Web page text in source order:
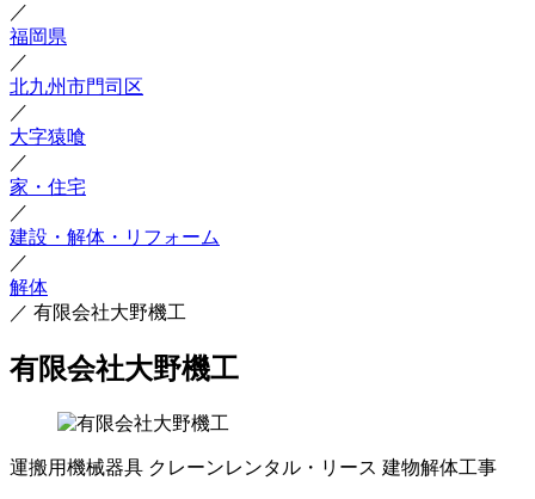
／
福岡県
／
北九州市門司区
／
大字猿喰
／
家・住宅
／
建設・解体・リフォーム
／
解体
／ 有限会社大野機工
有限会社大野機工
運搬用機械器具 クレーンレンタル・リース 建物解体工事